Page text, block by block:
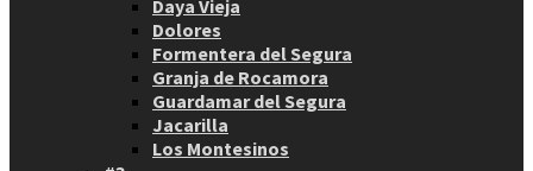
Daya Vieja
Dolores
Formentera del Segura
Granja de Rocamora
Guardamar del Segura
Jacarilla
Los Montesinos